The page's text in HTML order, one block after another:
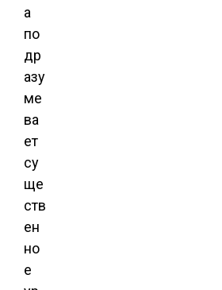
а
по
др
азу
ме
ва
ет
су
ще
ств
ен
но
е